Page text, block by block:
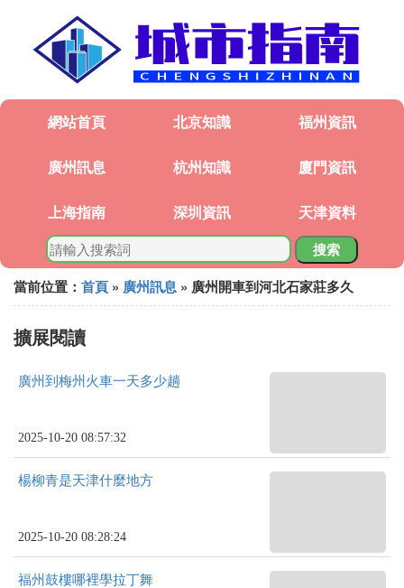
網站首頁 北京知識 福州資訊
廣州訊息 杭州知識 廈門資訊
上海指南 深圳資訊 天津資料
搜索
當前位置： 首頁 » 廣州訊息 » 廣州開車到河北石家莊多久
擴展閱讀
廣州到梅州火車一天多少趟
2025-10-20 08:57:32
楊柳青是天津什麼地方
2025-10-20 08:28:24
福州鼓樓哪裡學拉丁舞